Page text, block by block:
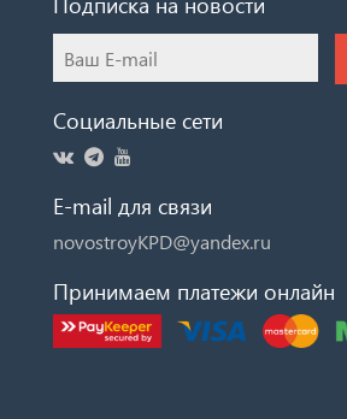
Социальные сети
E-mail для связи
novostroyKPD@yandex.ru
Принимаем платежи онлайн